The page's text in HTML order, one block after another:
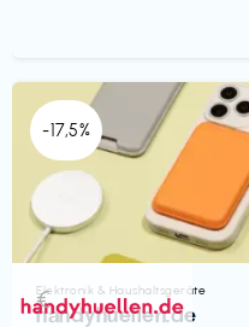
-17,5%
Elektronik & Haushaltsgeräte
handyhuellen.de
€‎